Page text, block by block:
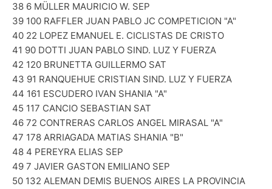
38 6 MÜLLER MAURICIO W. SEP
39 100 RAFFLER JUAN PABLO JC COMPETICION "A"
40 22 LOPEZ EMANUEL E. CICLISTAS DE CRISTO
41 90 DOTTI JUAN PABLO SIND. LUZ Y FUERZA
42 120 BRUNETTA GUILLERMO SAT
43 91 RANQUEHUE CRISTIAN SIND. LUZ Y FUERZA
44 161 ESCUDERO IVAN SHANIA "A"
45 117 CANCIO SEBASTIAN SAT
46 72 CONTRERAS CARLOS ANGEL MIRASAL "A"
47 178 ARRIAGADA MATIAS SHANIA "B"
48 4 PEREYRA ELIAS SEP
49 7 JAVIER GASTON EMILIANO SEP
50 132 ALEMAN DEMIS BUENOS AIRES LA PROVINCIA